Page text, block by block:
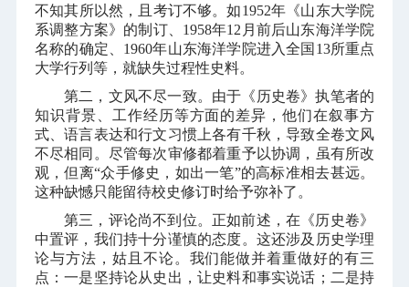
不知其所以然，且考订不够。如1952年《山东大学院
系调整方案》的制订、 1958年12月前后山东海洋学院
名称的确定、 1960年山东海洋学院进入全国 13所重点
大学行列等，就缺失过程性史料。
第二，文风不尽一致。由于《历史卷》执笔者的
知识背景、工作经历等方面的差异，他们在叙事方
式、语言表达和行文习惯上各有千秋，导致全卷文风
不尽相同。尽管每次审修都着重予以协调，虽有所改
观，但离“众手修史，如出一笔”的高标准相去甚远。
这种缺憾只能留待校史修订时给予弥补了。
第三，评论尚不到位。正如前述，在《历史卷》
中置评，我们持十分谨慎的态度。这还涉及历史学理
论与方法，姑且不论。我们能做并着重做好的有三
点：一是坚持论从史出，让史料和事实说话；二是持